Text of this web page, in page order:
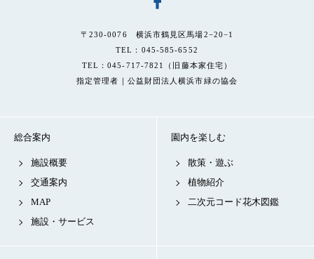
〒230-0076 横浜市鶴見区馬場2−20−1
TEL：045-585-6552
TEL：045-717-7821（旧藤本家住宅）
指定管理者｜公益財団法人横浜市緑の協会
総合案内
施設概要
交通案内
MAP
施設・サービス
園内を楽しむ
散策・遊ぶ
植物紹介
二次元コード花木図鑑